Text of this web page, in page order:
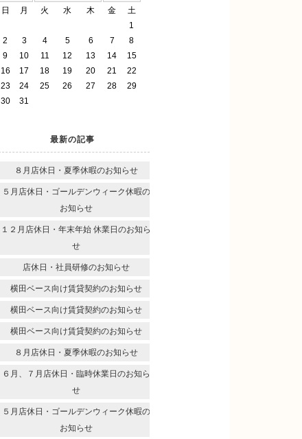
日
月 火 水 木 金
土
1
2
3 4 5 6 7
8
9
10 11 12 13 14
15
16
17 18 19 20 21
22
23
24 25 26 27 28
29
30
31
最新の記事
８月店休日・夏季休暇のお知らせ
５月店休日・ゴールデンウィーク休暇の
お知らせ
１２月店休日・年末年始 休業日のお知ら
せ
店休日・社員研修のお知らせ
横田ベース向け賃貸契約のお知らせ
横田ベース向け賃貸契約のお知らせ
横田ベース向け賃貸契約のお知らせ
８月店休日・夏季休暇のお知らせ
６月、７月店休日・臨時休業日のお知ら
せ
５月店休日・ゴールデンウィーク休暇の
お知らせ